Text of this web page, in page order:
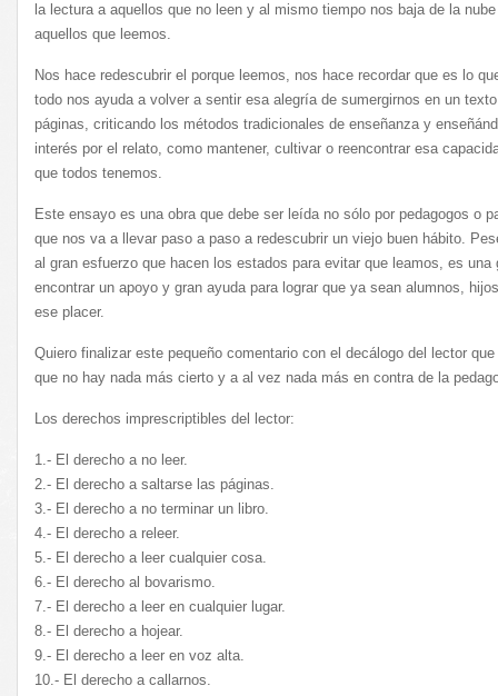
la lectura a aquellos que no leen y al mismo tiempo nos baja de la
aquellos que leemos.
Nos hace redescubrir el porque leemos, nos hace recordar que es lo
todo nos ayuda a volver a sentir esa alegría de sumergirnos en un
páginas, criticando los métodos tradicionales de enseñanza y
interés por el relato, como mantener, cultivar o reencontrar esa
que todos tenemos.
Este ensayo es una obra que debe ser leída no sólo por pedagogos o
que nos va a llevar paso a paso a redescubrir un viejo buen hábito.
al gran esfuerzo que hacen los estados para evitar que leamos, es
encontrar un apoyo y gran ayuda para lograr que ya sean alumnos,
ese placer.
Quiero finalizar este pequeño comentario con el decálogo del lector
que no hay nada más cierto y a al vez nada más en contra de la
Los derechos imprescriptibles del lector:
1.- El derecho a no leer.
2.- El derecho a saltarse las páginas.
3.- El derecho a no terminar un libro.
4.- El derecho a releer.
5.- El derecho a leer cualquier cosa.
6.- El derecho al bovarismo.
7.- El derecho a leer en cualquier lugar.
8.- El derecho a hojear.
9.- El derecho a leer en voz alta.
10.- El derecho a callarnos.